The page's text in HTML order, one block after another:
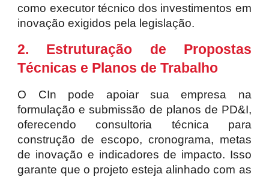
como executor técnico dos investimentos em
inovação exigidos pela legislação.
2. Estruturação de Propostas
Técnicas e Planos de Trabalho
O CIn pode apoiar sua empresa na
formulação e submissão de planos de PD&I,
oferecendo consultoria técnica para
construção de escopo, cronograma, metas
de inovação e indicadores de impacto. Isso
garante que o projeto esteja alinhado com as